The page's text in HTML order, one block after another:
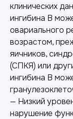
клинических
ингибина B
овариального
возрастом,
яичников,
(СПКЯ) или
ингибина B
— Низкий
нарушение